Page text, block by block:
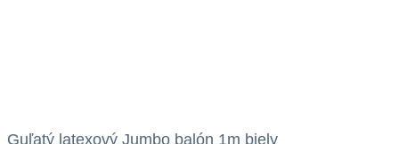
Guľatý latexový Jumbo balón 1m biely